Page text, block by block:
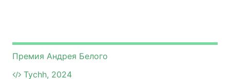
Премия Андрея Белого
Tychh, 2024